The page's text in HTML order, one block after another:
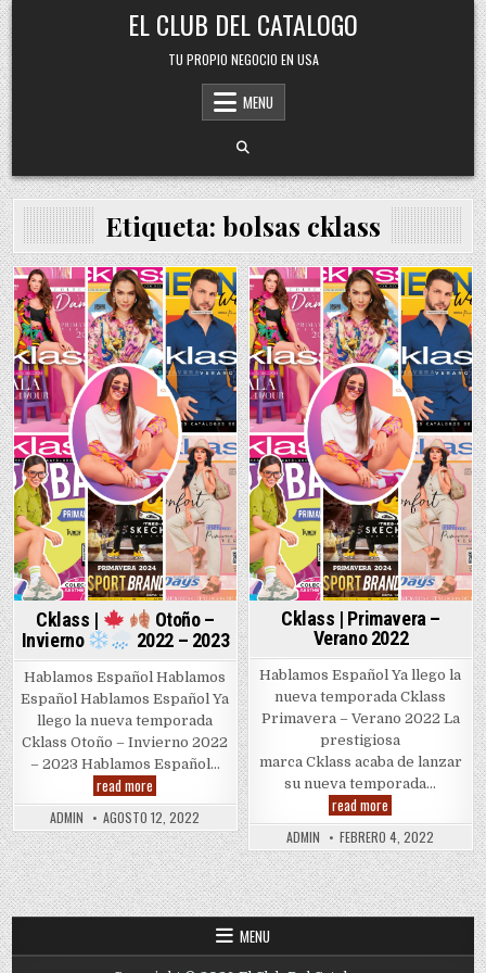
Skip
to
content
EL CLUB DEL CATALOGO
TU PROPIO NEGOCIO EN USA
MENU
Etiqueta: bolsas cklass
Posted
in
Cklass |
Otoño –
Invierno
2022 – 2023
Hablamos Español Hablamos
Español Hablamos Español Ya
llego la nueva temporada
Cklass Otoño – Invierno 2022
– 2023 Hablamos Español…
read more
|
Otoño
–
Invierno
2022
ADMIN AGOSTO 12, 2022
Posted
in
Cklass | Primavera –
Verano 2022
Hablamos Español Ya llego la
nueva temporada Cklass
Primavera – Verano 2022 La
prestigiosa
marca Cklass acaba de lanzar
su nueva temporada…
read more
|
Primavera
–
Verano
2022
ADMIN FEBRERO 4, 2022
MENU